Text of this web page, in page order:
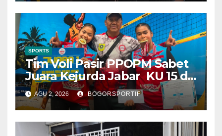
SPORTS
Tim Voli Pasir PPOPM Sabet
Juara Kejurda Jabar KU 15 di
Bandung
AGU 2, 2026 BOGORSPORTIF